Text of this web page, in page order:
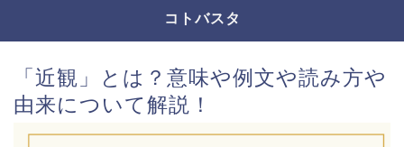
コトバスタ
「近観」とは？意味や例文や読み方や
由来について解説！